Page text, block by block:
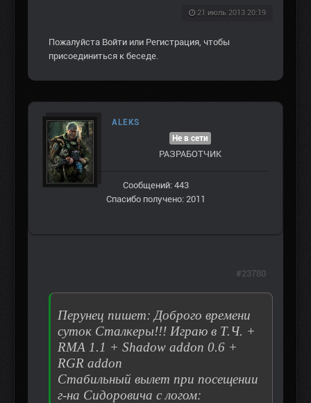
21 июль 2013 20:19
Пожалуйста Войти или Регистрация , чтобы
присоединиться к беседе.
ALEKS
Не в сети
РАЗРАБОТЧИК
Сообщений: 443
Спасибо получено: 2011
Перунец пишет: Доброго времени
суток Сталкеры!!! Играю в Т.Ч. +
RMA 1.1 + Shadow addon 0.6 +
RGR addon
Стабильный вылет при посещении
г-на Сидоровича с логом:
#23780